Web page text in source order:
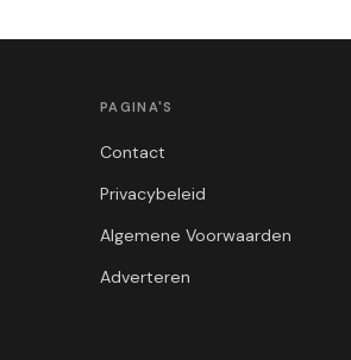
PAGINA'S
Contact
Privacybeleid
Algemene Voorwaarden
Adverteren